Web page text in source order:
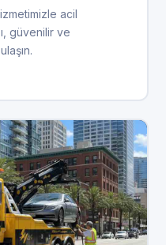
acil
güvenilir ve